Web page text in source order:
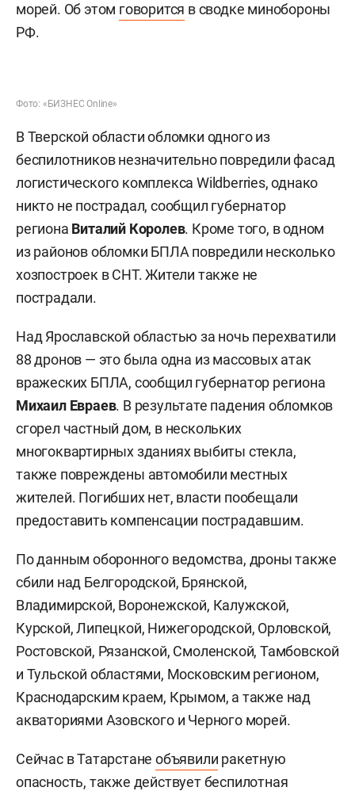
морей. Об этом говорится в сводке минобороны
РФ.
Фото: «БИЗНЕС Online»
В Тверской области обломки одного из
беспилотников незначительно повредили фасад
логистического комплекса Wildberries, однако
никто не пострадал, сообщил губернатор
региона Виталий Королев. Кроме того, в одном
из районов обломки БПЛА повредили несколько
хозпостроек в СНТ. Жители также не
пострадали.
Над Ярославской областью за ночь перехватили
88 дронов — это была одна из массовых атак
вражеских БПЛА, сообщил губернатор региона
Михаил Евраев. В результате падения обломков
сгорел частный дом, в нескольких
многоквартирных зданиях выбиты стекла,
также повреждены автомобили местных
жителей. Погибших нет, власти пообещали
предоставить компенсации пострадавшим.
По данным оборонного ведомства, дроны также
сбили над Белгородской, Брянской,
Владимирской, Воронежской, Калужской,
Курской, Липецкой, Нижегородской, Орловской,
Ростовской, Рязанской, Смоленской, Тамбовской
и Тульской областями, Московским регионом,
Краснодарским краем, Крымом, а также над
акваториями Азовского и Черного морей.
Сейчас в Татарстанеобъявили ракетную
опасность, также действует беспилотная